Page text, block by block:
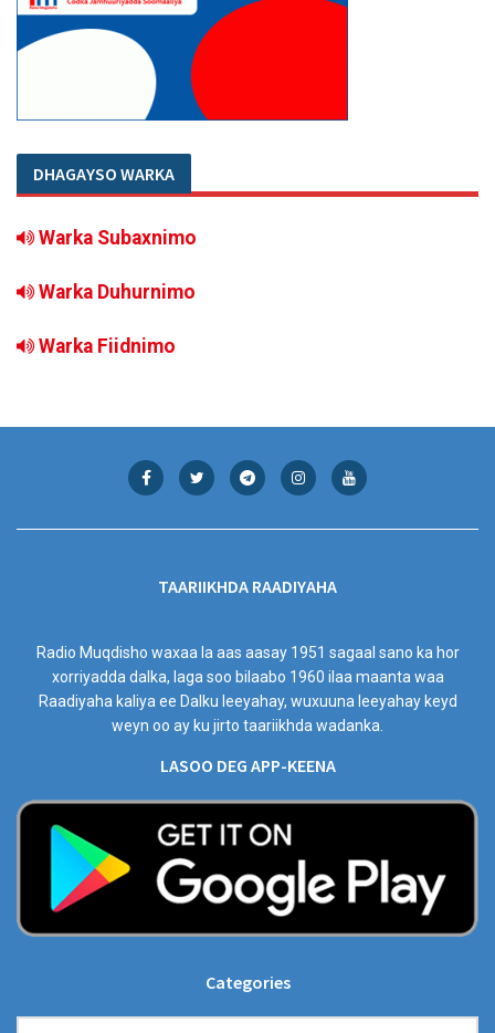
DHAGAYSO WARKA
Warka Subaxnimo
Warka Duhurnimo
Warka Fiidnimo
TAARIIKHDA RAADIYAHA
Radio Muqdisho waxaa la aas aasay 1951 sagaal sano ka hor
xorriyadda dalka, laga soo bilaabo 1960 ilaa maanta waa
Raadiyaha kaliya ee Dalku leeyahay, wuxuuna leeyahay keyd
weyn oo ay ku jirto taariikhda wadanka.
LASOO DEG APP-KEENA
Categories